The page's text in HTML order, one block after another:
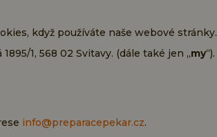
když používáte naše webové stránky.
1, 568 02 Svitavy. (dále také jen „my“).
info@preparacepekar.cz.